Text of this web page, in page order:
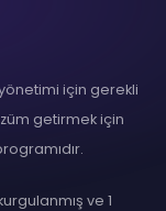
için gerekli
getirmek için
ve 1